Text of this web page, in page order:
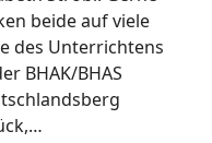
beide auf viele
des Unterrichtens
BHAK/BHAS